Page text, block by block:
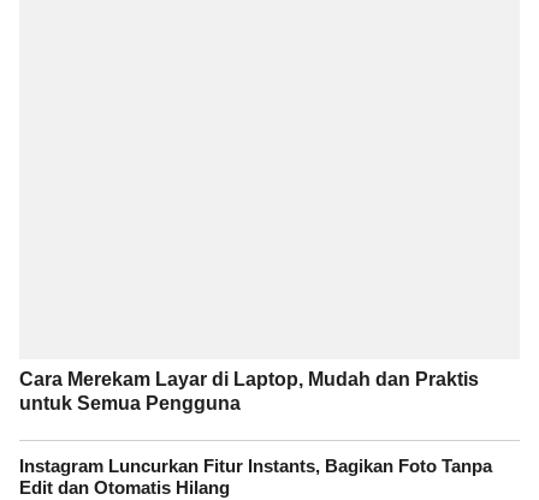
Cara Merekam Layar di Laptop, Mudah dan Praktis
untuk Semua Pengguna
Instagram Luncurkan Fitur Instants, Bagikan Foto Tanpa
Edit dan Otomatis Hilang